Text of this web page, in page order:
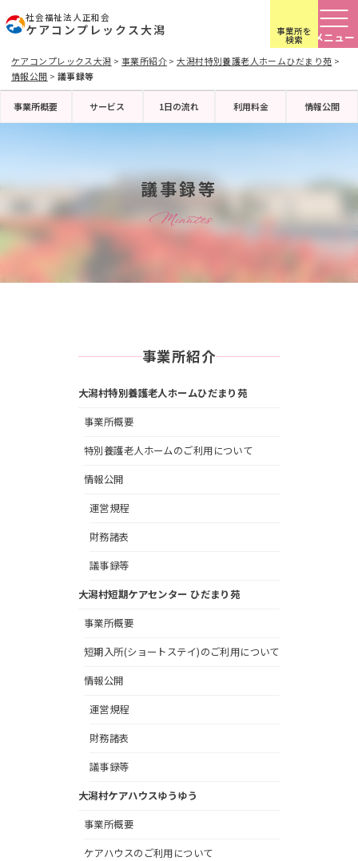
社会福祉法人正和会
ケアコンプレックス大潟
ケアコンプレックス大潟 > 事業所紹介>大潟村特別養護老人ホームひだまり苑 >
情報公開 > 議事録等
事業所を
検索
事業所概要 サービス 1日の流れ 利用料金 情報公開
議事録等
Minutes
事業所紹介
大潟村特別養護老人ホームひだまり苑
事業所概要
特別養護老人ホームのご利用について
情報公開
運営規程
財務諸表
議事録等
大潟村短期ケアセンター ひだまり苑
事業所概要
短期入所(ショートステイ)のご利用について
情報公開
運営規程
財務諸表
議事録等
大潟村ケアハウスゆうゆう
事業所概要
ケアハウスのご利用について